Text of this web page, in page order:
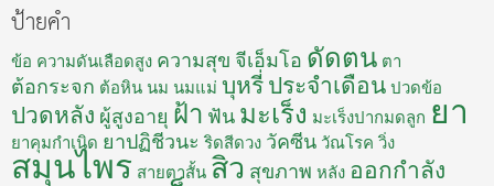
ป้ายคำ
ข้อ ความดันเลือดสูง ความสุข จีเอ็มโอ ดัดตน ตา
ต้อกระจก ต้อหิน นม นมแม่ บุหรี่ ประจำเดือน ปวดข้อ
ปวดหลัง ผู้สูงอายุ ฝ้า ฟัน มะเร็ง มะเร็งปากมดลูก ยา
ยาคุมกำเนิด ยาปฏิชีวนะ ริดสีดวง วัคซีน วัณโรค วิ่ง
สมุนไพร สายตาสั้น สิว สุขภาพ หลัง ออกกำลัง